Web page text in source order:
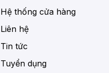
Hệ thống cửa hàng
Liên hệ
Tin tức
Tuyển dụng